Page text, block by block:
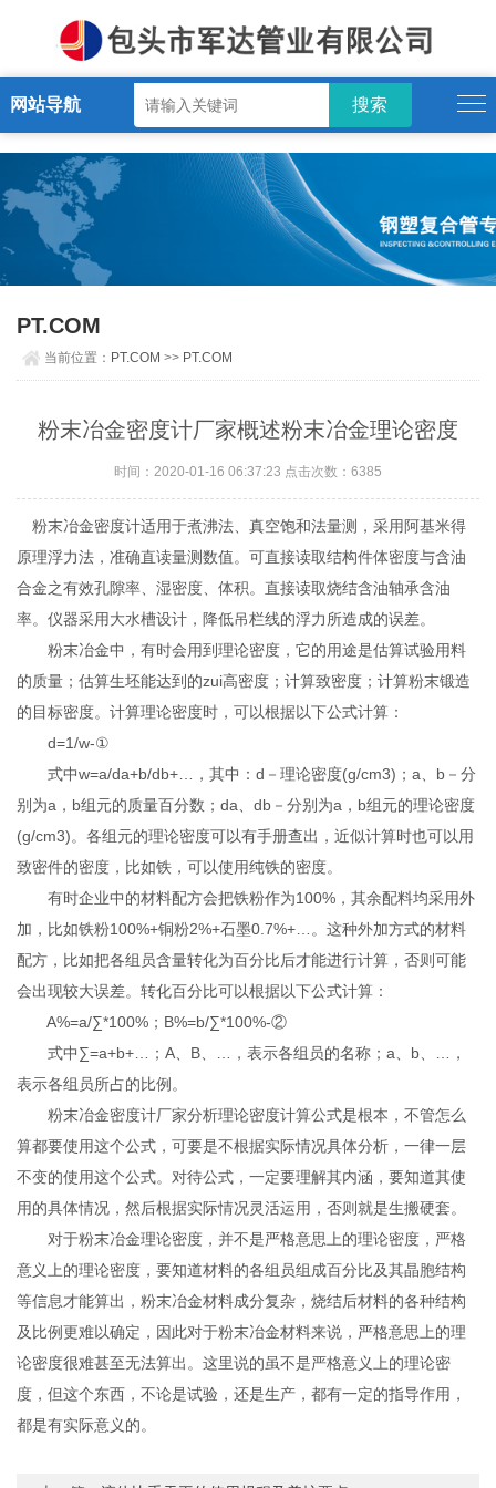
PT.COM
网站导航
PT.COM
当前位置： PT.COM >> PT.COM
粉末冶金密度计厂家概述粉末冶金理论密度
时间：2020-01-16 06:37:23 点击次数：6385
粉末冶金密度计适用于煮沸法、真空饱和法量测，采用阿基米得
原理浮力法，准确直读量测数值。可直接读取结构件体密度与含油
合金之有效孔隙率、湿密度、体积。直接读取烧结含油轴承含油
率。仪器采用大水槽设计，降低吊栏线的浮力所造成的误差。
粉末冶金中，有时会用到理论密度，它的用途是估算试验用料
的质量；估算生坯能达到的zui高密度；计算致密度；计算粉末锻造
的目标密度。计算理论密度时，可以根据以下公式计算：
d=1/w-①
式中w=a/da+b/db+…，其中：d－理论密度(g/cm3)；a、b－分
别为a，b组元的质量百分数；da、db－分别为a，b组元的理论密度
(g/cm3)。各组元的理论密度可以有手册查出，近似计算时也可以用
致密件的密度，比如铁，可以使用纯铁的密度。
有时企业中的材料配方会把铁粉作为100%，其余配料均采用外
加，比如铁粉100%+铜粉2%+石墨0.7%+…。这种外加方式的材料
配方，比如把各组员含量转化为百分比后才能进行计算，否则可能
会出现较大误差。转化百分比可以根据以下公式计算：
A%=a/∑*100%；B%=b/∑*100%-②
式中∑=a+b+…；A、B、…，表示各组员的名称；a、b、…，
表示各组员所占的比例。
粉末冶金密度计厂家分析理论密度计算公式是根本，不管怎么
算都要使用这个公式，可要是不根据实际情况具体分析，一律一层
不变的使用这个公式。对待公式，一定要理解其内涵，要知道其使
用的具体情况，然后根据实际情况灵活运用，否则就是生搬硬套。
对于粉末冶金理论密度，并不是严格意思上的理论密度，严格
意义上的理论密度，要知道材料的各组员组成百分比及其晶胞结构
等信息才能算出，粉末冶金材料成分复杂，烧结后材料的各种结构
及比例更难以确定，因此对于粉末冶金材料来说，严格意思上的理
论密度很难甚至无法算出。这里说的虽不是严格意义上的理论密
度，但这个东西，不论是试验，还是生产，都有一定的指导作用，
都是有实际意义的。